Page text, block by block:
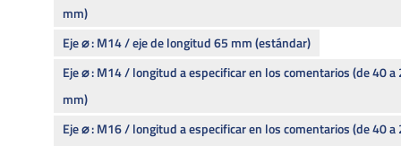
mm)
Eje ⌀ : M14 / eje de longitud 65 mm (estándar)
Eje ⌀ : M14 / longitud a especificar en los comentarios (de 40 a
mm)
Eje ⌀ : M16 / longitud a especificar en los comentarios (de 40 a